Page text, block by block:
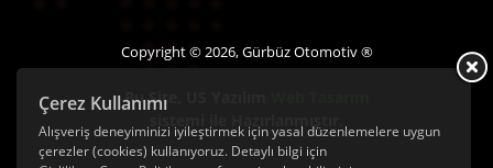
Çerez Kullanımı
Alışveriş deneyiminizi iyileştirmek için yasal düzenlemelere uygun
çerezler (cookies) kullanıyoruz. Detaylı bilgi için
Copyright © 2026, Gürbüz Otomotiv ®
Bu Site,